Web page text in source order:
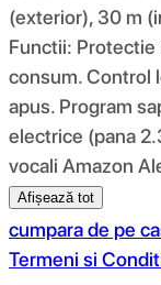
(exterior), 30 m
Functii: Protectie
consum. Control
apus. Program
electrice (pana
vocali Amazon
Afișează tot
cumpara de pe
Termeni si